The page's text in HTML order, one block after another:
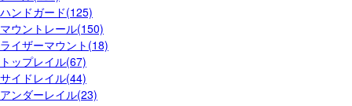
ハンドガード(125)
マウントレール(150)
ライザーマウント(18)
トップレイル(67)
サイドレイル(44)
アンダーレイル(23)